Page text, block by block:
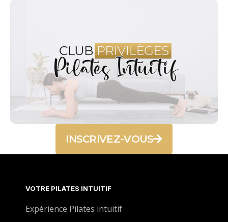
INSCRIVEZ-VOUS
VOTRE PILATES INTUITIF
Expérience Pilates intuitif